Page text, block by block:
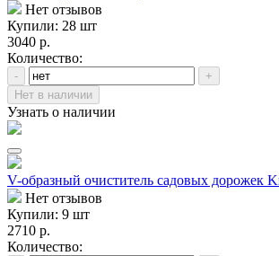
Нет отзывов
Купили: 28 шт
3040 р.
Количество:
-
+
Нет в наличии
Узнать о наличии
V-образный очиститель садовых дорожек
Нет отзывов
Купили: 9 шт
2710 р.
Количество: